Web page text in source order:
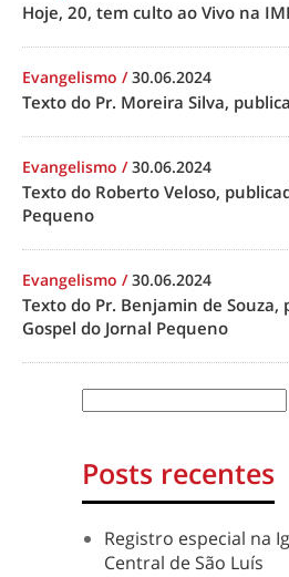
Hoje, 20, tem culto ao Vivo na
Evangelismo /30.06.2024
Texto do Pr. Moreira Silva,
Evangelismo /30.06.2024
Texto do Roberto Veloso,
Pequeno
Evangelismo /30.06.2024
Texto do Pr. Benjamin de Souza,
Gospel do Jornal Pequeno
Posts recentes
Registro especial na
Central de São Luís